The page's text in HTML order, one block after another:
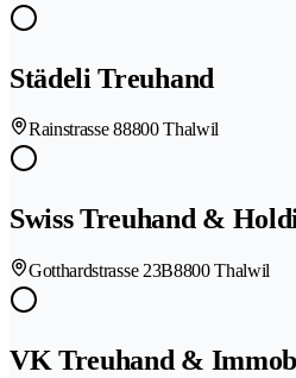
Städeli Treuhand
Rainstrasse 88800 Thalwil
Swiss Treuhand &
Gotthardstrasse 23B8800 Thalwil
VK Treuhand &